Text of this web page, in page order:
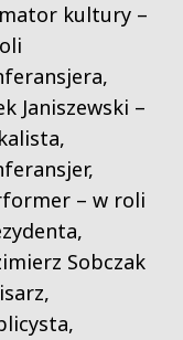
kultury –
Janiszewski –
– w roli
Sobczak